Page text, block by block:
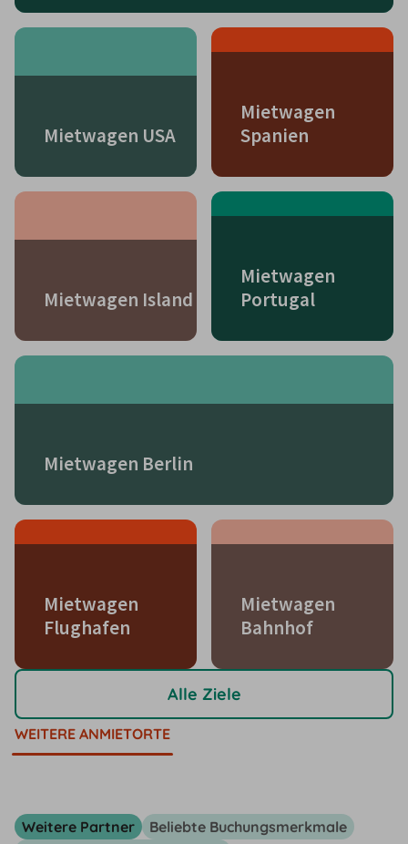
Mietwagen USA
Mietwagen
Spanien
Mietwagen Island
Mietwagen
Portugal
Mietwagen Berlin
Mietwagen
Flughafen
Mietwagen
Bahnhof
Alle Ziele
WEITERE ANMIETORTE
Weitere Partner
Beliebte Buchungsmerkmale